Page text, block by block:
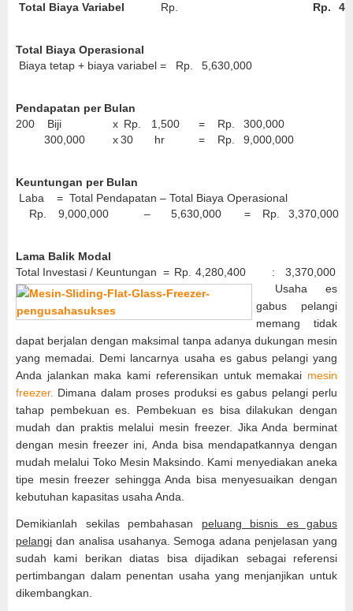
Total Biaya Variabel
Rp. Rp.
Total Biaya Operasional
Biaya tetap + biaya variabel =
Rp. 5,630,000
Pendapatan per Bulan
200
Biji x Rp. 1,500 = Rp.
300,000
300,000
x30 hr = Rp. 9,000,000
Keuntungan per Bulan
Laba = Total Pendapatan – Total Biaya Operasional
Rp.
9,000,000 – 5,630,000 = Rp. 3,370,000
Lama Balik Modal
Total Investasi / Keuntungan = Rp. 4,280,400 :
3,370,000
Usaha es
gabus pelangi
memang tidak
dapat berjalan dengan maksimal tanpa adanya dukungan mesin
yang memadai. Demi lancarnya usaha es gabus pelangi yang
Anda jalankan maka kami referensikan untuk memakai mesin
freezer. Dimana dalam proses produksi es gabus pelangi perlu
tahap pembekuan es. Pembekuan es bisa dilakukan dengan
mudah dan praktis melalui mesin freezer. Jika Anda berminat
dengan mesin freezer ini, Anda bisa mendapatkannya dengan
mudah melalui Toko Mesin Maksindo. Kami menyediakan aneka
tipe mesin freezer sehingga Anda bisa menyesuaikan dengan
kebutuhan kapasitas usaha Anda.
Demikianlah sekilas pembahasan peluang bisnis es gabus
pelangi dan analisa usahanya. Semoga adana penjelasan yang
sudah kami berikan diatas bisa dijadikan sebagai referensi
pertimbangan dalam penentan usaha yang menjanjikan untuk
dikembangkan.